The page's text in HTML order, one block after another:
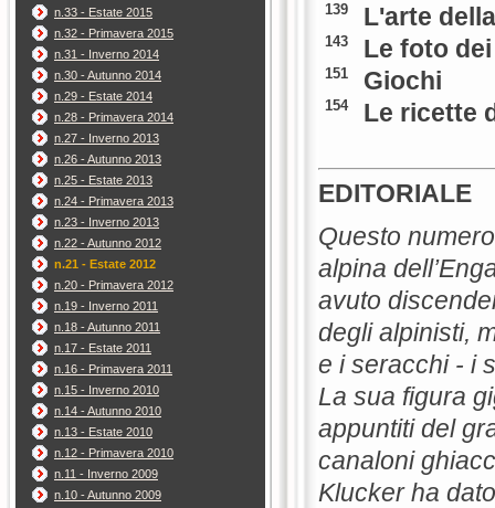
n.33 - Estate 2015
n.32 - Primavera 2015
n.31 - Inverno 2014
n.30 - Autunno 2014
n.29 - Estate 2014
n.28 - Primavera 2014
n.27 - Inverno 2013
n.26 - Autunno 2013
n.25 - Estate 2013
n.24 - Primavera 2013
n.23 - Inverno 2013
n.22 - Autunno 2012
n.21 - Estate 2012
n.20 - Primavera 2012
n.19 - Inverno 2011
n.18 - Autunno 2011
n.17 - Estate 2011
n.16 - Primavera 2011
n.15 - Inverno 2010
n.14 - Autunno 2010
n.13 - Estate 2010
n.12 - Primavera 2010
n.11 - Inverno 2009
n.10 - Autunno 2009
139 L'arte
143 Le foto
151 Giochi
154 Le ricette
EDITORIALE
Questo
alpina
avuto
degli alpinisti,
e i seracchi - i
La sua figura
appuntiti del
canaloni
Klucker ha